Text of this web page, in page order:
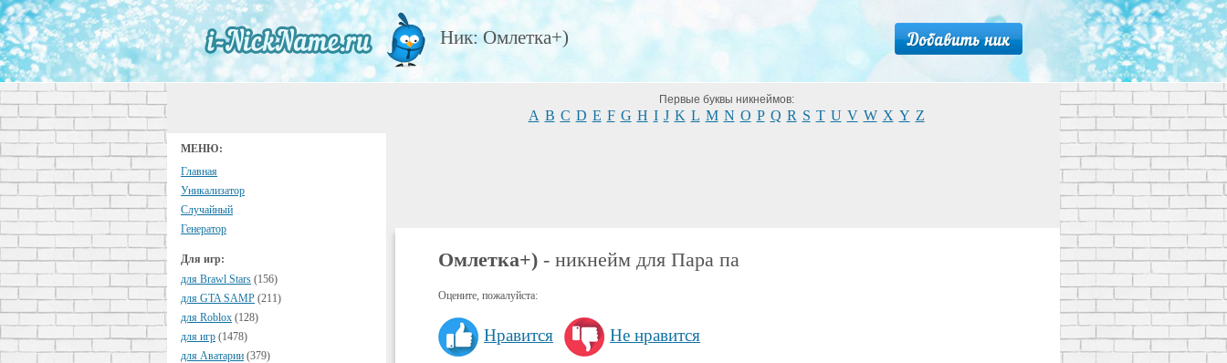
Ник: Омлетка+)
МЕНЮ:
Главная
Уникализатор
Случайный
Генератор
Для игр:
для Brawl Stars (156)
для GTA SAMP (211)
для Roblox (128)
для игр (1478)
для Аватарии (379)
Первые буквы никнеймов:
A B C D E F G H I J K L M N O P Q R S T U V W X Y Z
Омлетка+) - никнейм для Пара па
Оцените, пожалуйста:
Нравится Не нравится